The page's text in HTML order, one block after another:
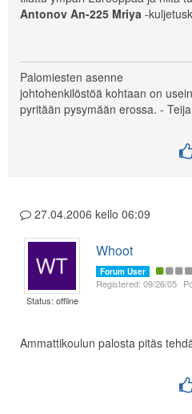
Antonov An-225 Mriya -
Palomiesten asenne
johtohenkilöstöä kohtaan on
pyritään pysymään erossa. -
27.04.2006 kello 06:09
Status: offline
Whoot
Forum User
Registered: 09/26/05
Ammattikoulun palosta pitäs